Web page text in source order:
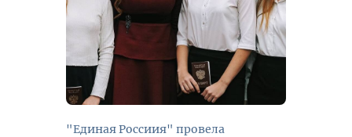
"Единая Россиия" провела